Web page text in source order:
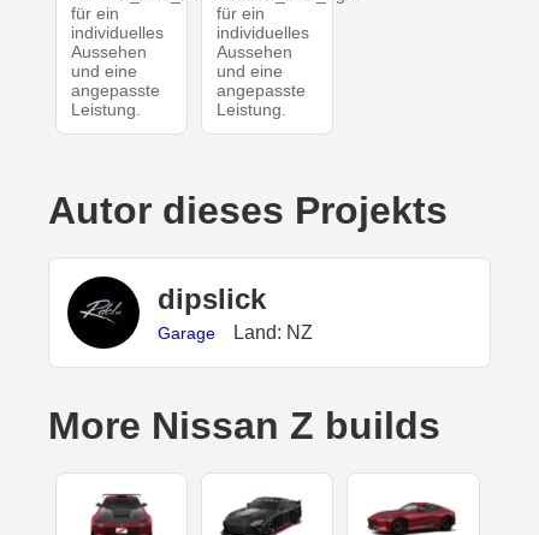
für ein
individuelles
Aussehen
und eine
angepasste
Leistung.
für ein
individuelles
Aussehen
und eine
angepasste
Leistung.
Autor dieses Projekts
dipslick
Garage Land: NZ
More Nissan Z builds